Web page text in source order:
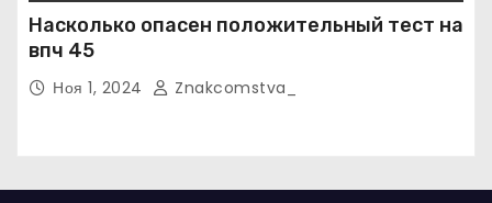
Насколько опасен положительный тест на
впч 45
Ноя 1, 2024 Znakcomstva_